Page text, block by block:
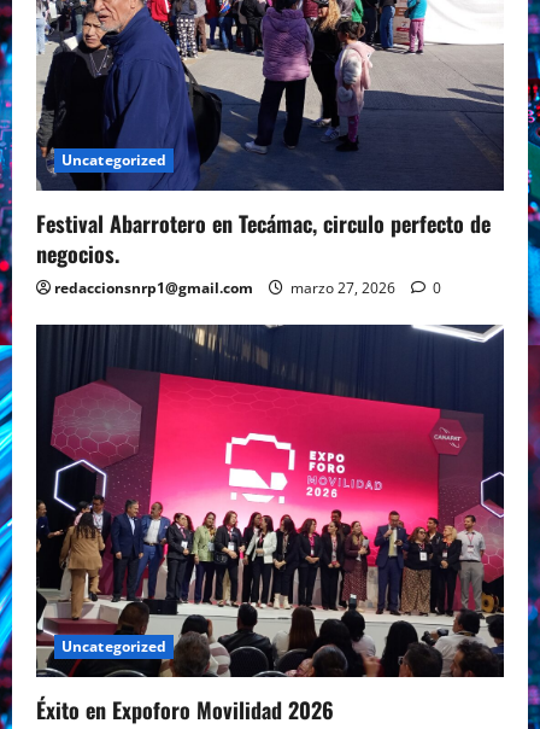
Uncategorized
Festival Abarrotero en Tecámac, circulo perfecto de
negocios.
redaccionsnrp1@gmail.com marzo 27, 2026 0
Uncategorized
Éxito en Expoforo Movilidad 2026